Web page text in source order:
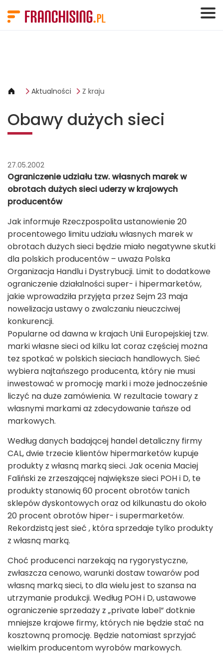
Aktualności Z kraju
Obawy dużych sieci
27.05.2002
Ograniczenie udziału tzw. własnych marek w
obrotach dużych sieci uderzy w krajowych
producentów
Jak informuje Rzeczpospolita ustanowienie 20
procentowego limitu udziału własnych marek w
obrotach dużych sieci będzie miało negatywne skutki
dla polskich producentów – uważa Polska
Organizacja Handlu i Dystrybucji. Limit to dodatkowe
ograniczenie działalności super- i hipermarketów,
jakie wprowadziła przyjęta przez Sejm 23 maja
nowelizacja ustawy o zwalczaniu nieuczciwej
konkurencji.
Popularne od dawna w krajach Unii Europejskiej tzw.
marki własne sieci od kilku lat coraz częściej można
tez spotkać w polskich sieciach handlowych. Sieć
wybiera najtańszego producenta, który nie musi
inwestować w promocję marki i może jednocześnie
liczyć na duże zamówienia. W rezultacie towary z
własnymi markami aż zdecydowanie tańsze od
markowych.
Według danych badającej handel detaliczny firmy
CAL, dwie trzecie klientów hipermarketów kupuje
produkty z własną marką sieci. Jak ocenia Maciej
Faliński ze zrzeszającej największe sieci POH i D, te
produkty stanowią 60 procent obrotów tanich
sklepów dyskontowych oraz od kilkunastu do około
20 procent obrotów hiper- i supermarketów.
Rekordzistą jest sieć , która sprzedaje tylko produkty
z własną marką.
Choć producenci narzekają na rygorystyczne,
zwłaszcza cenowo, warunki dostaw towarów pod
własną marką sieci, to dla wielu jest to szansa na
utrzymanie produkcji. Według POH i D, ustawowe
ograniczenie sprzedaży z „private label” dotknie
mniejsze krajowe firmy, których nie będzie stać na
kosztowną promocję. Będzie natomiast sprzyjać
wielkim producentom wyrobów markowych.